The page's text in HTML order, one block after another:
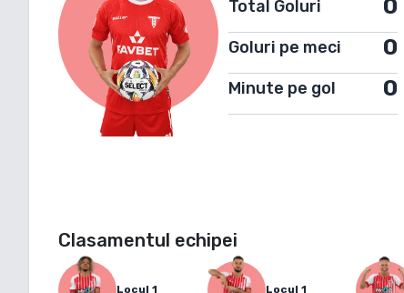
Total Goluri 0
Goluri pe meci 0
Minute pe gol 0
Clasamentul echipei
Locul 1
Locul 1